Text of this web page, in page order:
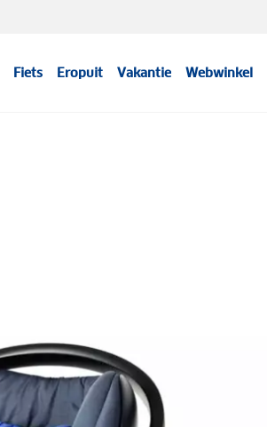
Fiets Eropuit Vakantie Webwinkel